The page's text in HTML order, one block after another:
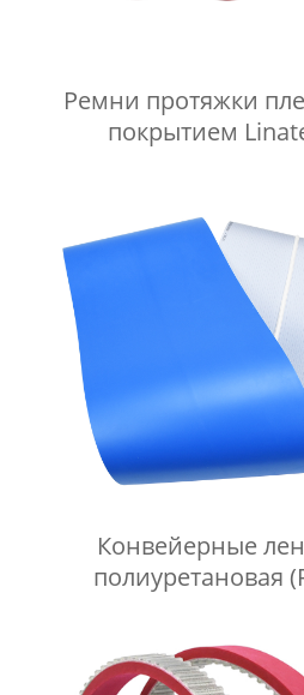
Ремни протяжки
покрытием
Конвейерные
полиуретановая